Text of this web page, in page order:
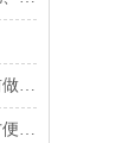
营养标签迎来重大修订，食品工厂提前做好规划
丽星机械欢迎新老客户到厂参观速食方便粉丝生产线